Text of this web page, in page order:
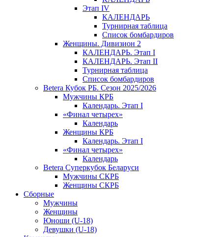
Этап IV
КАЛЕНДАРЬ
Турнирная таблица
Список бомбардиров
Женщины. Дивизион 2
КАЛЕНДАРЬ. Этап I
КАЛЕНДАРЬ. Этап II
Турнирная таблица
Список бомбардиров
Betera Кубок РБ. Сезон 2025/2026
Мужчины КРБ
Календарь. Этап I
«Финал четырех»
Календарь
Женщины КРБ
Календарь. Этап I
«Финал четырех»
Календарь
Betera Суперкубок Беларуси
Мужчины СКРБ
Женщины СКРБ
Сборные
Мужчины
Женщины
Юноши (U-18)
Девушки (U-18)